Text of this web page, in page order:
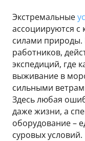
Экстремальные
ассоциируются с
силами природы.
работников,
экспедиций, где
выживание в
сильными
Здесь любая
даже жизни, а
оборудование –
суровых условий.